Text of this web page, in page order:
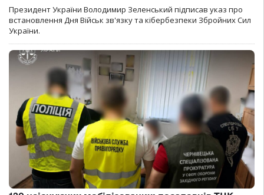
Президент України Володимир Зеленський підписав указ про
встановлення Дня Військ зв'язку та кібербезпеки Збройних Сил
України.